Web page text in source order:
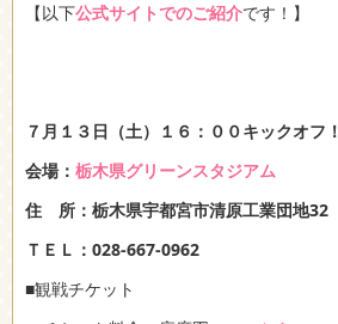
【以下公式サイトでのご紹介です！】
７月１３日（土）１６：００キックオフ！
会場： 栃木県グリーンスタジアム
住 所：栃木県宇都宮市清原工業団地32
ＴＥＬ：028-667-0962
■観戦チケット